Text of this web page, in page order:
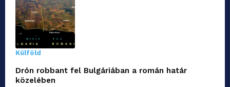
Külföld
Drón robbant fel Bulgáriában a román határ
közelében